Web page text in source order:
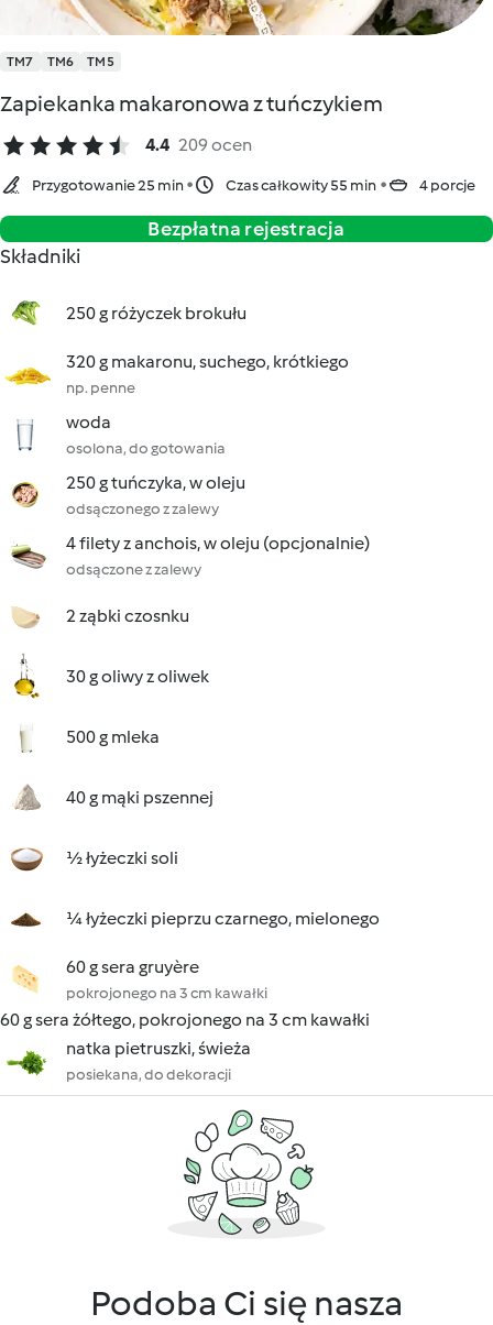
TM7 TM6 TM5
Zapiekanka makaronowa z tuńczykiem
4.4 209 ocen
Przygotowanie 25 min Czas całkowity 55 min 4 porcje
Bezpłatna rejestracja
Składniki
250 g różyczek brokułu
320 g makaronu, suchego, krótkiego
np. penne
woda
osolona, do gotowania
250 g tuńczyka, w oleju
odsączonego z zalewy
4 filety z anchois, w oleju (opcjonalnie)
odsączone z zalewy
2 ząbki czosnku
30 g oliwy z oliwek
500 g mleka
40 g mąki pszennej
½ łyżeczki soli
¼ łyżeczki pieprzu czarnego, mielonego
60 g sera gruyère
pokrojonego na 3 cm kawałki
60 g sera żółtego, pokrojonego na 3 cm kawałki
natka pietruszki, świeża
posiekana, do dekoracji
Podoba Ci się nasza